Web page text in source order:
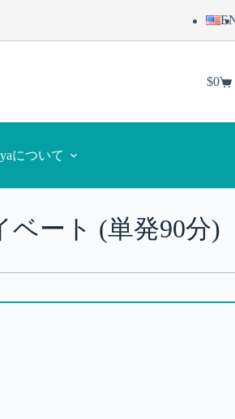
$0
について
ベート (単発90分)